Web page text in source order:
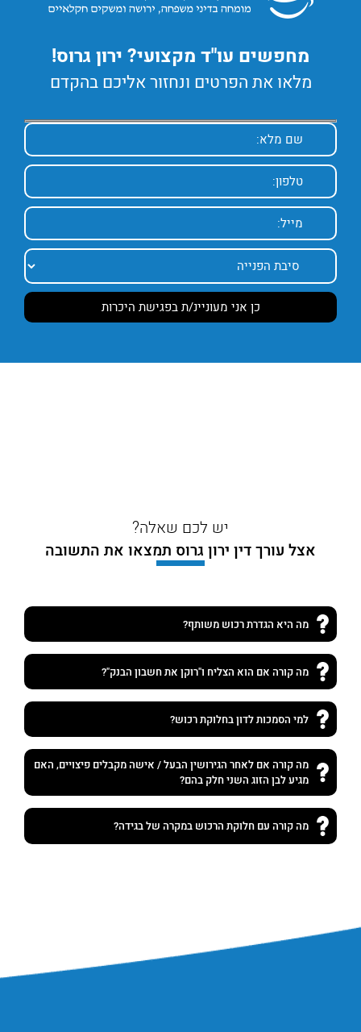
מחפשים עו"ד מקצועי? ירון גרוס!
מלאו את הפרטים ונחזור אליכם בהקדם
יש לכם שאלה?
אצל עורך דין ירון גרוס תמצאו את התשובה
מה היא הגדרת רכוש משותף?
מה קורה אם הוא הצליח ו"רוקן את חשבון הבנק"?
למי הסמכות לדון בחלוקת רכוש?
מה קורה אם לאחר הגירושין הבעל / אישה מקבלים פיצויים, האם
מגיע לבן הזוג השני חלק בהם?
מה קורה עם חלוקת הרכוש במקרה של בגידה?